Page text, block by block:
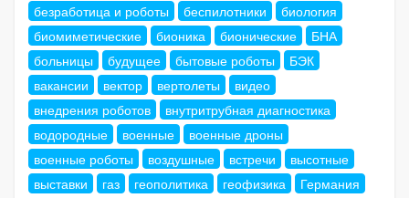
безработица и роботы
беспилотники
биология
биомиметические
бионика бионические
БНА
больницы
будущее бытовые роботы
БЭК
вакансии
вектор вертолеты
видео
внедрения роботов
внутритрубная диагностика
водородные
военные
военные дроны
военные роботы
воздушные встречи
высотные
выставки
газ геополитика геофизика
Германия